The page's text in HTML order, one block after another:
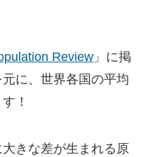
Review」に掲
に、世界各国の平均
！
きな差が生まれる原